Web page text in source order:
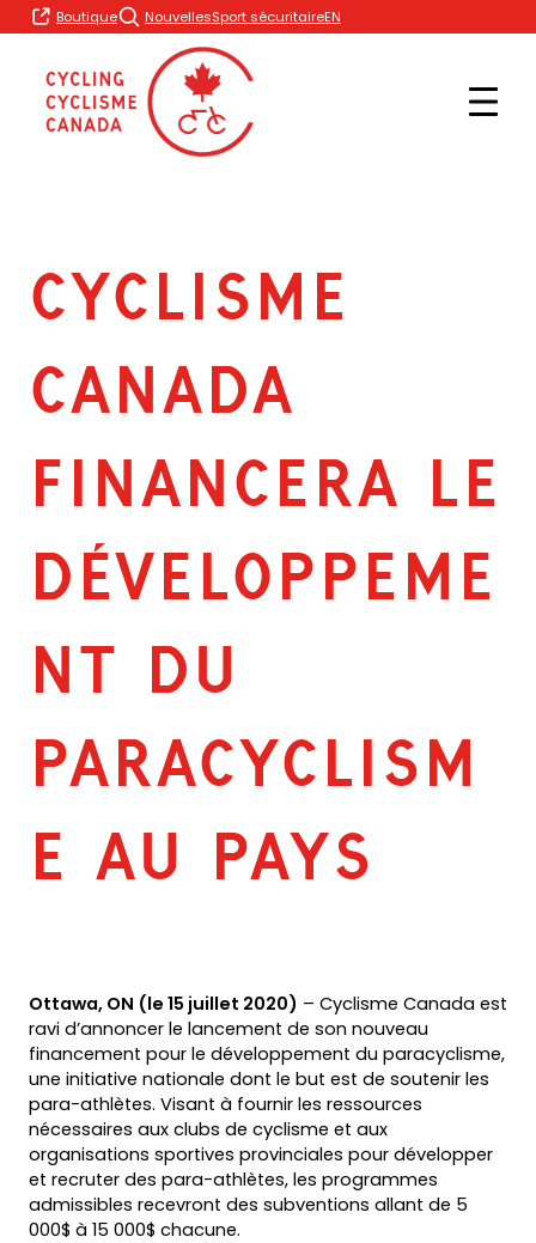
Skip
to
Boutique NouvellesSport sécuritaireEN
CYCLISME
CANADA
FINANCERA LE
DÉVELOPPEME
NT DU
PARACYCLISM
E AU PAYS
Ottawa, ON (le 15 juillet 2020) – Cyclisme Canada est
ravi d’annoncer le lancement de son nouveau
financement pour le développement du paracyclisme,
une initiative nationale dont le but est de soutenir les
para-athlètes. Visant à fournir les ressources
nécessaires aux clubs de cyclisme et aux
organisations sportives provinciales pour développer
et recruter des para-athlètes, les programmes
admissibles recevront des subventions allant de 5
000$ à 15 000$ chacune.